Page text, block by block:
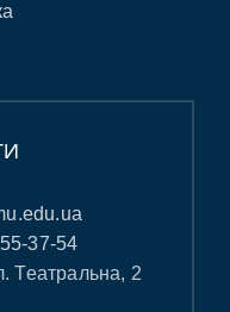
37-54
Театральна, 2